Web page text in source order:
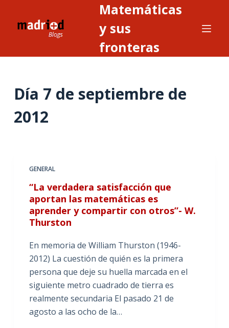
Matemáticas
y sus
fronteras
Día 7 de septiembre de
2012
GENERAL
“La verdadera satisfacción que
aportan las matemáticas es
aprender y compartir con otros”- W.
Thurston
En memoria de William Thurston (1946-
2012) La cuestión de quién es la primera
persona que deje su huella marcada en el
siguiente metro cuadrado de tierra es
realmente secundaria El pasado 21 de
agosto a las ocho de la…